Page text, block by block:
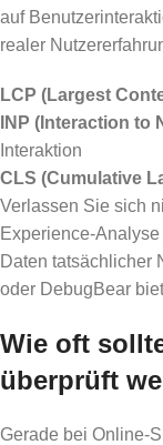
auf
realer
LCP (Largest
INP (Interaction to
Interaktion
CLS (Cumulative
Verlassen Sie sich
Experience-Analyse
Daten tatsächlicher
oder DebugBear
Wie oft
überprüft
Gerade bei Online-